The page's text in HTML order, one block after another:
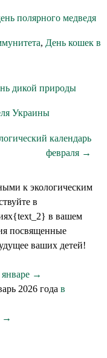
полярного медведя
, День кошек в
дикой природы
Украины
календарь
февраля →
к экологическим
в
в вашем
посвященные
ваших детей!
январе →
2026 года в
→